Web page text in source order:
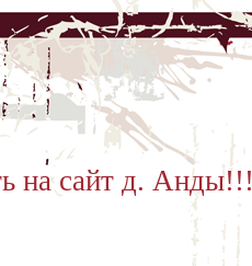
на сайт д. Анды!!!